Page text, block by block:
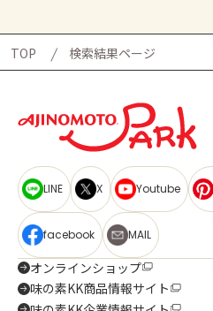
TOP 検索結果ページ
LINE X Youtube
facebook MAIL
オンラインショップ
味の素KK商品情報サイト